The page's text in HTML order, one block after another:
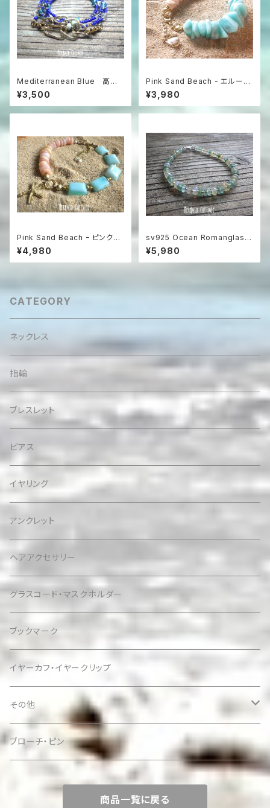
Mediterranean Blue 高級
チェコガラス煌めく5way ロング
ネックレス＆グラスコード/眼鏡・
マスクホルダー
¥3,500
Pink Sand Beach - エルーセ
ラ島の贈り物 アマゾナイト＆シ
ェルブレスレット
¥3,980
Pink Sand Beach ｰ ピンクオ
パール×ペルビアンブルーオパー
ル のブレスレット
¥4,980
sv925 Ocean Romanglass
Bracelet ローマングラス☆ア
ジャスター
¥5,980
CATEGORY
ネックレス
指輪
ブレスレット
ピアス
イヤリング
アンクレット
ヘアアクセサリー
グラスコード・マスクホルダー
ブックマーク
イヤーカフ・イヤークリップ
その他
ケース
ブローチ・ピン
商品一覧に戻る